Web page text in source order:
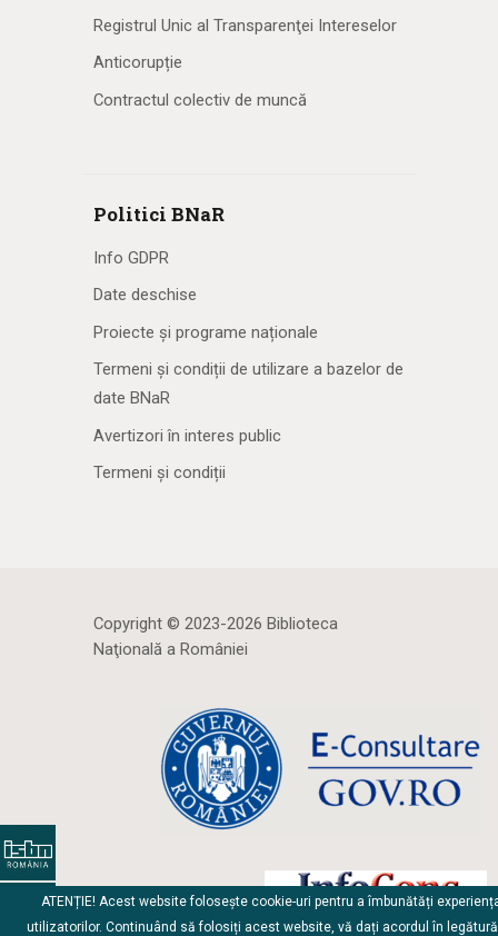
Registrul Unic al Transparenţei Intereselor
Anticorupție
Contractul colectiv de muncă
Politici BNaR
Info GDPR
Date deschise
Proiecte și programe naționale
Termeni și condiții de utilizare a bazelor de
date BNaR
Avertizori în interes public
Termeni și condiții
Copyright © 2023-2026 Biblioteca
Naţională a României
ATENȚIE! Acest website folosește cookie-uri pentru a îmbunătăți
utilizatorilor. Continuând să folosiți acest website, vă dați acordul în